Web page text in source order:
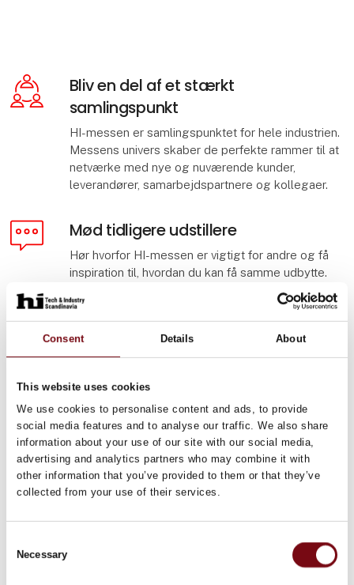
Consent Details About
This website uses cookies
We use cookies to personalise content and ads, to provide
social media features and to analyse our traffic. We also share
information about your use of our site with our social media,
advertising and analytics partners who may combine it with
other information that you’ve provided to them or that they’ve
collected from your use of their services.
Selection
Necessary
Bliv en del af et stærkt
samlingspunkt
HI-messen er samlingspunktet for hele industrien.
Messens univers skaber de perfekte rammer til at
netværke med nye og nuværende kunder,
leverandører, samarbejdspartnere og kollegaer.
Mød tidligere udstillere
Hør hvorfor HI-messen er vigtigt for andre og få
inspiration til, hvordan du kan få samme udbytte.
Mød dem her
5 gode grunde
Scandinavia.
Se dem her